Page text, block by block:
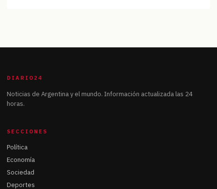
DIARIO24
Noticias de Argentina y el mundo. Información actualizada las 24
horas.
SECCIONES
Política
Economía
Sociedad
Deportes